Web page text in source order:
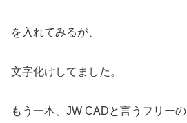
を入れてみるが、
文字化けしてました。
もう一本、JW CADと言うフリーの